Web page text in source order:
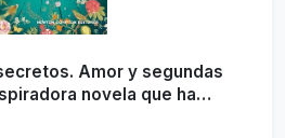
Amor y segundas
novela que ha
(NC Grandes